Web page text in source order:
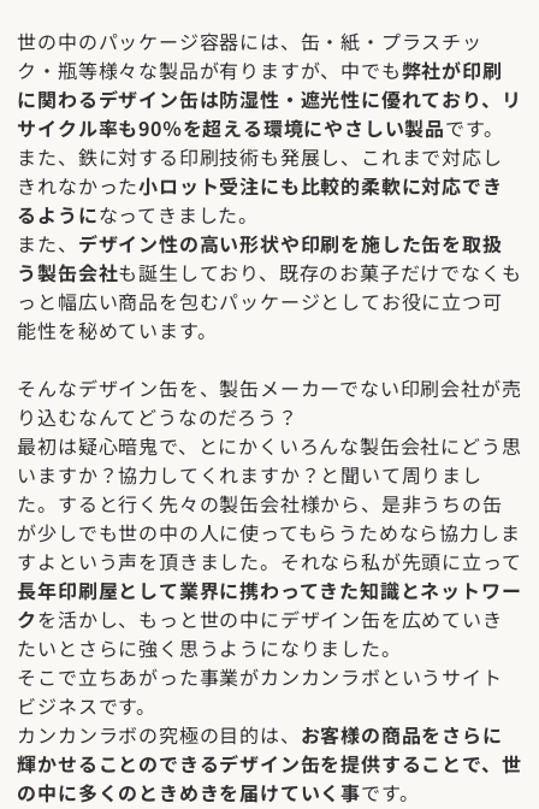
世の中のパッケージ容器には、缶・紙・プラスチッ
ク・瓶等様々な製品が有りますが、中でも弊社が印刷
に関わるデザイン缶は防湿性・遮光性に優れており、リ
サイクル率も90％を超える環境にやさしい製品です。
また、鉄に対する印刷技術も発展し、これまで対応し
きれなかった小ロット受注にも比較的柔軟に対応でき
るようになってきました。
また、 デザイン性の高い形状や印刷を施した缶を取扱
う製缶会社も誕生しており、既存のお菓子だけでなくも
っと幅広い商品を包むパッケージとしてお役に立つ可
能性を秘めています。
そんなデザイン缶を、製缶メーカーでない印刷会社が売
り込むなんてどうなのだろう？
最初は疑心暗鬼で、とにかくいろんな製缶会社にどう思
いますか？協力してくれますか？と聞いて周りまし
た。すると行く先々の製缶会社様から、是非うちの缶
が少しでも世の中の人に使ってもらうためなら協力しま
すよという声を頂きました。それなら私が先頭に立って
長年印刷屋として業界に携わってきた知識とネットワー
クを活かし、もっと世の中にデザイン缶を広めていき
たいとさらに強く思うようになりました。
そこで立ちあがった事業がカンカンラボというサイト
ビジネスです。
カンカンラボの究極の目的は、 お客様の商品をさらに
輝かせることのできるデザイン缶を提供することで、世
の中に多くのときめきを届けていく事です。